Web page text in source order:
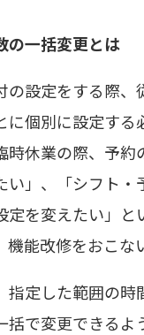
一括変更とは
の設定をする際、
に個別に設定する
時休業の際、予約
い」、「シフト・
定を変えたい」と
能改修をおこな
指定した範囲の時
括で変更できるよ